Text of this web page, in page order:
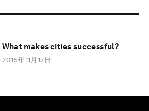
What makes cities successful?
2015年11月17日